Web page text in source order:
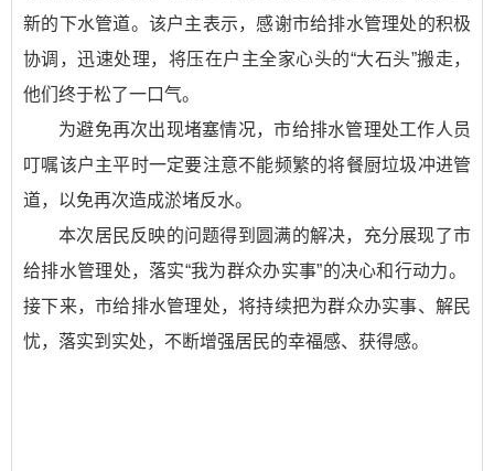
新的下水管道。该户主表示，感谢市给排水管理处的积极
协调，迅速处理，将压在户主全家心头的“大石头”搬走，
他们终于松了一口气。
为避免再次出现堵塞情况，市给排水管理处工作人员
叮嘱该户主平时一定要注意不能频繁的将餐厨垃圾冲进管
道，以免再次造成淤堵反水。
本次居民反映的问题得到圆满的解决，充分展现了市
给排水管理处，落实“我为群众办实事”的决心和行动力。
接下来，市给排水管理处，将持续把为群众办实事、解民
忧，落实到实处，不断增强居民的幸福感、获得感。